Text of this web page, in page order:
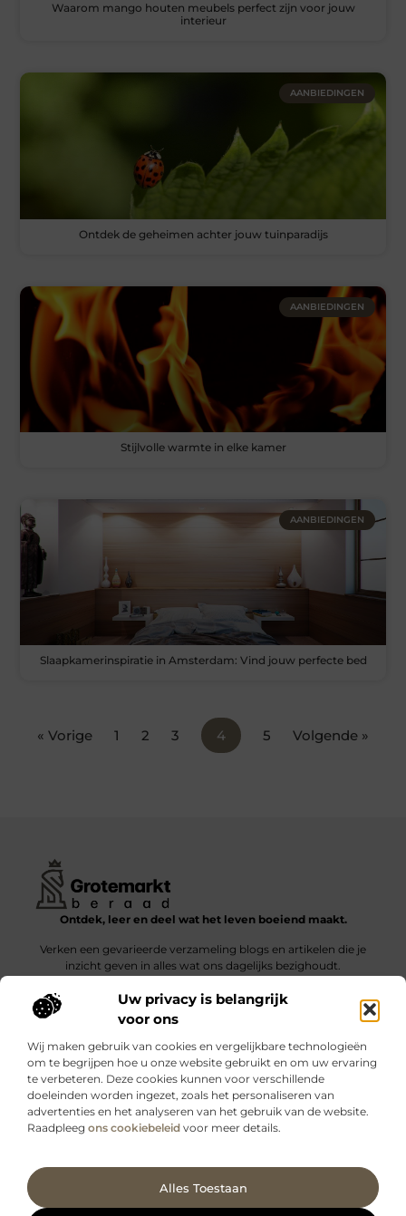
Uw privacy is belangrijk
voor ons
Wij maken gebruik van cookies en vergelijkbare technologieën
om te begrijpen hoe u onze website gebruikt en om uw ervaring
te verbeteren. Deze cookies kunnen voor verschillende
doeleinden worden ingezet, zoals het personaliseren van
advertenties en het analyseren van het gebruik van de website.
Raadpleeg ons cookiebeleid voor meer details.
Alles Toestaan Ga Naar
Waarom mango houten meubels perfect zijn voor jouw
interieur
AANBIEDINGEN
Ontdek de geheimen achter jouw tuinparadijs
AANBIEDINGEN
Stijlvolle warmte in elke kamer
AANBIEDINGEN
Slaapkamerinspiratie in Amsterdam: Vind jouw perfecte bed
« Vorige 1 2 3 4 5 Volgende »
Ontdek, leer en deel wat het leven boeiend maakt.
Verken een gevarieerde verzameling blogs en artikelen die je
inzicht geven in alles wat ons dagelijks bezighoudt.
Bericht categorie
Onze informatie